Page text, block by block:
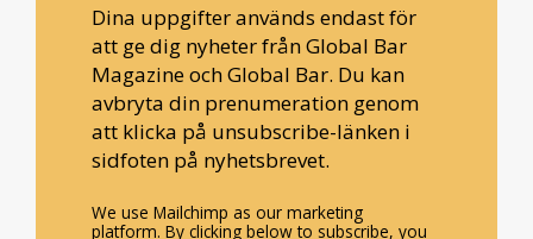
Dina uppgifter används endast för
att ge dig nyheter från Global Bar
Magazine och Global Bar. Du kan
avbryta din prenumeration genom
att klicka på unsubscribe-länken i
sidfoten på nyhetsbrevet.
We use Mailchimp as our marketing
platform. By clicking below to subscribe, you